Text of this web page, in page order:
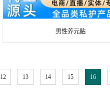
男性养元贴
12 13 14 15 16